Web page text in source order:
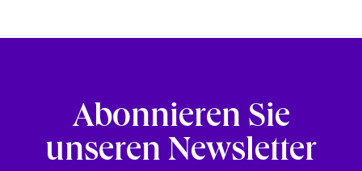
Abonnieren Sie
unseren Newsletter